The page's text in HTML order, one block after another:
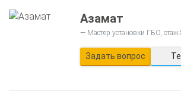
Азамат
Мастер установки ГБО, стаж
Задать вопрос